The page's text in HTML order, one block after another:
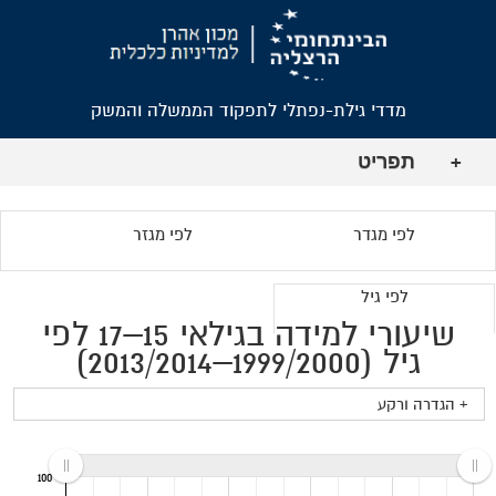
מדדי גילת-נפתלי לתפקוד הממשלה והמשק
+ תפריט
לפי מגדר לפי מגזר
לפי גיל
שיעורי למידה בגילאי 15–17 לפי
גיל (1999/2000–2013/2014)
+ הגדרה ורקע
100